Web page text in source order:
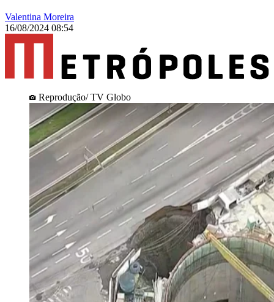
Valentina Moreira
16/08/2024 08:54
Reprodução/ TV Globo